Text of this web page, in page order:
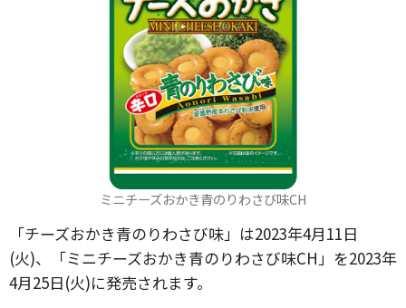
ミニチーズおかき青のりわさび味CH
「チーズおかき青のりわさび味」は2023年4月11日
(火)、「ミニチーズおかき青のりわさび味CH」を2023年
4月25日(火)に発売されます。